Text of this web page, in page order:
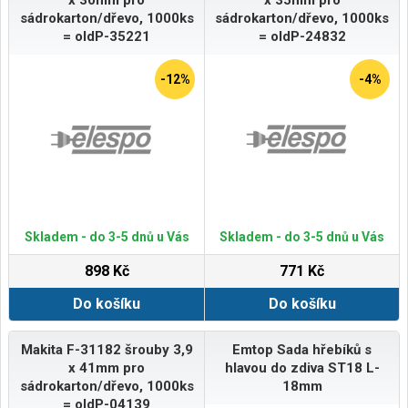
sádrokarton/dřevo, 1000ks
= oldP-35221
-12%
Skladem - do 3-5 dnů u Vás
898 Kč
Do košíku
sádrokarton/dřevo, 1000ks
= oldP-24832
-4%
Skladem - do 3-5 dnů u Vás
771 Kč
Do košíku
Makita F-31182 šrouby 3,9
x 41mm pro
sádrokarton/dřevo, 1000ks
= oldP-04139
Emtop Sada hřebíků s
hlavou do zdiva ST18 L-
18mm